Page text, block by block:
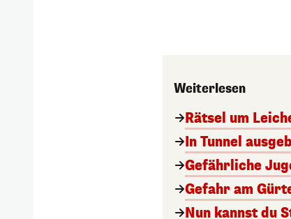
Weiterlesen
Rätsel um
In Tunnel
Gefährliche
Gefahr am
Nun kannst du